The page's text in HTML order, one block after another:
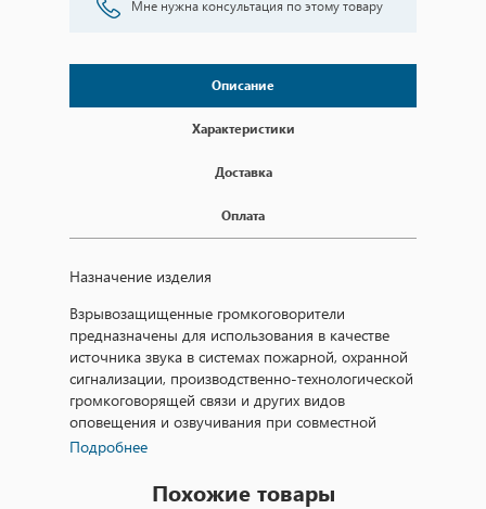
Мне нужна консультация по этому товару
Описание
Характеристики
Доставка
Оплата
Назначение изделия
Взрывозащищенные громкоговорители
предназначены для использования в качестве
источника звука в системах пожарной, охранной
сигнализации, производственно-технологической
громкоговорящей связи и других видов
оповещения и озвучивания при совместной
работе с приемно-контрольными устройствами и
Подробнее
Похожие товары